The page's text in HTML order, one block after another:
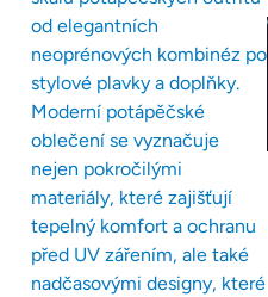
od elegantních
neoprénových kombinéz po
stylové plavky a doplňky.
Moderní potápěčské
oblečení se vyznačuje
nejen pokročilými
materiály, které zajišťují
tepelný komfort a ochranu
před UV zářením, ale také
nadčasovými designy, které